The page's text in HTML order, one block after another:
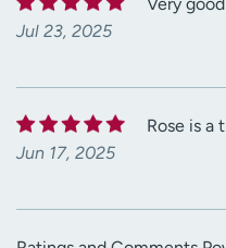
Jul 23, 2025
Jun 17, 2025
Rose is a